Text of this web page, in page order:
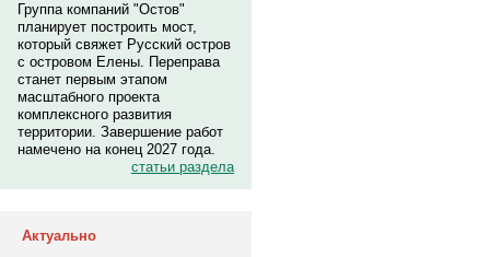
Группа компаний "Остов"
планирует построить мост,
который свяжет Русский остров
с островом Елены. Переправа
станет первым этапом
масштабного проекта
комплексного развития
территории. Завершение работ
намечено на конец 2027 года.
статьи раздела
Актуально